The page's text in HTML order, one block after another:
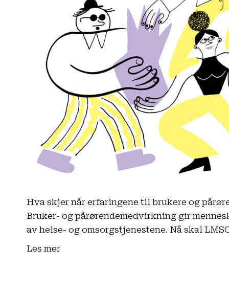
Hva skjer når erfaringene til brukere og
Bruker- og pårørendemedvirkning gir
av helse- og omsorgstjenestene. Nå skal
Les mer